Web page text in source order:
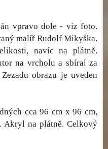
vpravo dole - viz foto.
malíř Rudolf Mikyška.
navíc na plátně.
na vrcholu a sbíral za
obrazu je uveden
cca 96 cm x 96 cm,
Akryl na plátně. Celkový